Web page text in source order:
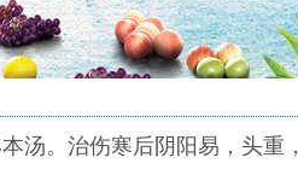
汤。治伤寒后阴阳易，头重